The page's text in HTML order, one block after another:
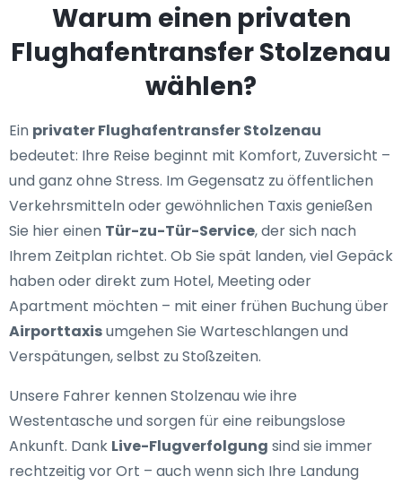
Warum einen privaten
Flughafentransfer Stolzenau
wählen?
Ein privater Flughafentransfer Stolzenau
bedeutet: Ihre Reise beginnt mit Komfort, Zuversicht –
und ganz ohne Stress. Im Gegensatz zu öffentlichen
Verkehrsmitteln oder gewöhnlichen Taxis genießen
Sie hier einen Tür-zu-Tür-Service, der sich nach
Ihrem Zeitplan richtet. Ob Sie spät landen, viel Gepäck
haben oder direkt zum Hotel, Meeting oder
Apartment möchten – mit einer frühen Buchung über
Airporttaxisumgehen Sie Warteschlangen und
Verspätungen, selbst zu Stoßzeiten.
Unsere Fahrer kennen Stolzenau wie ihre
Westentasche und sorgen für eine reibungslose
Ankunft. Dank Live-Flugverfolgung sind sie immer
rechtzeitig vor Ort – auch wenn sich Ihre Landung